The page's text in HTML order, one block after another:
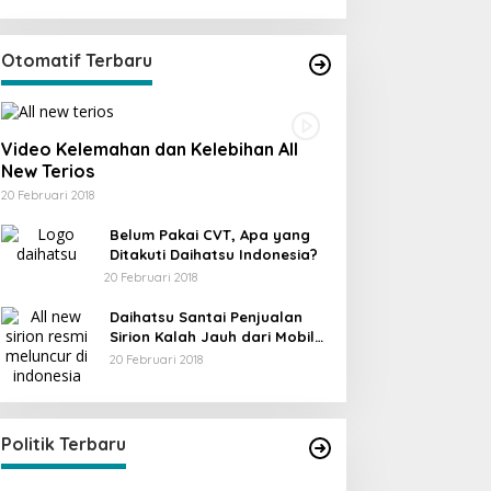
Otomatif Terbaru
Video Kelemahan dan Kelebihan All
New Terios
20 Februari 2018
Belum Pakai CVT, Apa yang
Ditakuti Daihatsu Indonesia?
20 Februari 2018
Daihatsu Santai Penjualan
Sirion Kalah Jauh dari Mobil
LCGC
20 Februari 2018
Politik Terbaru
KPU Trenggalek Gelar Uji Publik
Desember 2022